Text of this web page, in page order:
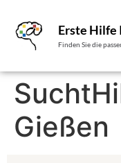
Erste
Finden Sie die
Gießen